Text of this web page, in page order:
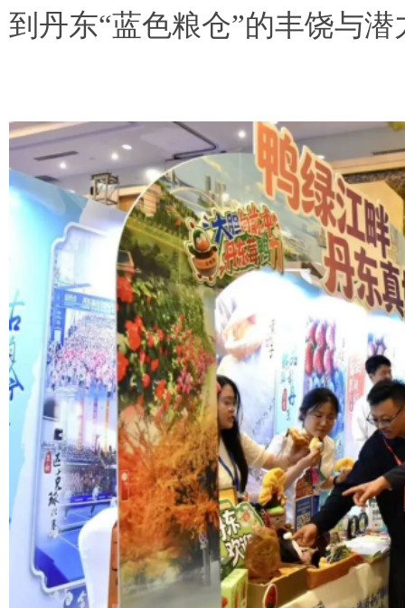
到丹东“蓝色粮仓”的丰饶与潜